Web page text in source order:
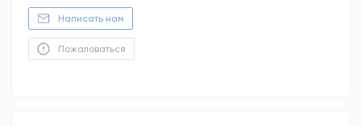
Написать нам
Пожаловаться